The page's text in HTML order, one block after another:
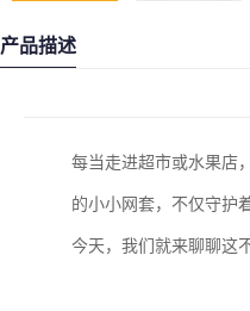
产品描述
每当走进超市或水果店
的小小网套，不仅守护
今天，我们就来聊聊这